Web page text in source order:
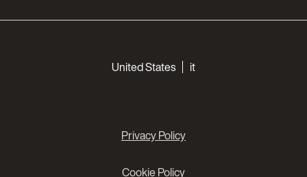
United States it
Privacy Policy
Cookie Policy